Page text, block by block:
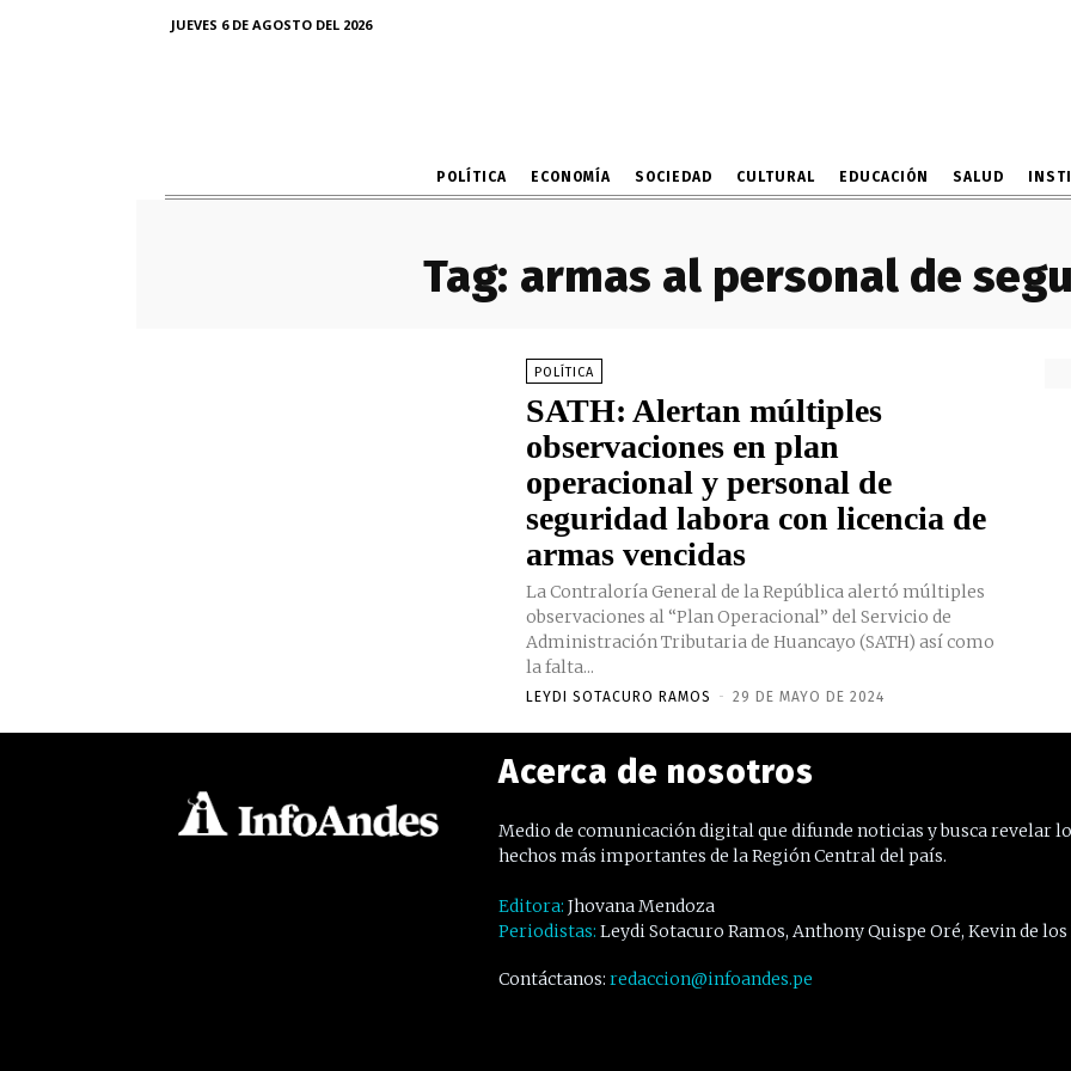
JUEVES 6 DE AGOSTO DEL 2026
POLÍTICA ECONOMÍA SOCIEDAD CULTURAL EDUCACIÓN SALUD
Tag: armas al personal de
POLÍTICA
SATH: Alertan múltiples
observaciones en plan
operacional y personal de
seguridad labora con licencia de
armas vencidas
La Contraloría General de la República alertó múltiples
observaciones al “Plan Operacional” del Servicio de
Administración Tributaria de Huancayo (SATH) así como
la falta...
LEYDI SOTACURO RAMOS - 29 DE MAYO DE 2024
Acerca de nosotros
Medio de comunicación digital que difunde noticias y busca revelar
hechos más importantes de la Región Central del país.
Editora: Jhovana Mendoza
Periodistas: Leydi Sotacuro Ramos, Anthony Quispe Oré, Kevin de los
Contáctanos: redaccion@infoandes.pe